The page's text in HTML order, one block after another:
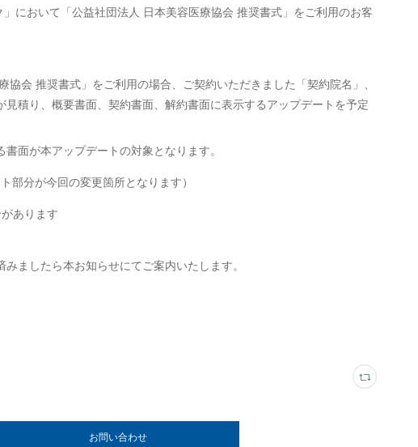
」において「公益社団法人 日本美容医療協会 推奨書式」をご利用のお客
協会 推奨書式」をご利用の場合、ご契約いただきました「契約院名」、
見積り、概要書面、契約書面、解約書面に表示するアップデートを予定
面が本アップデートの対象となります。
部分が今回の変更箇所となります）
あります
ましたら本お知らせにてご案内いたします。
お問い合わせ